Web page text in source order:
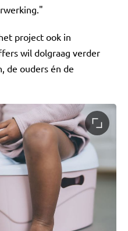
project ook in
wil dolgraag verder
de ouders én de